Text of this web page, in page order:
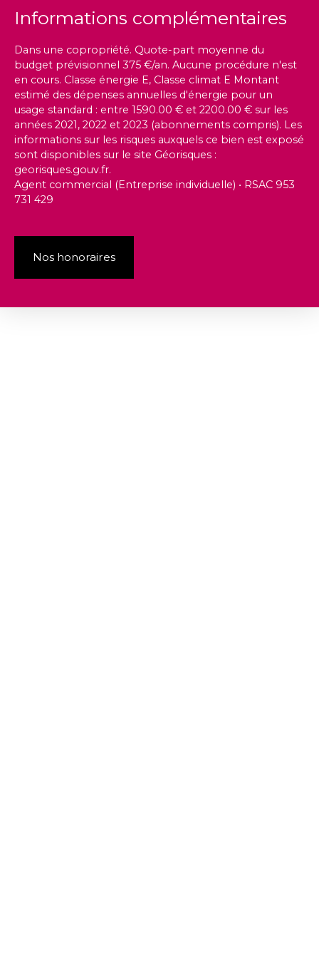
Informations complémentaires
Dans une copropriété. Quote-part moyenne du
budget prévisionnel 375 €/an. Aucune procédure n'est
en cours. Classe énergie E, Classe climat E Montant
estimé des dépenses annuelles d'énergie pour un
usage standard : entre 1590.00 € et 2200.00 € sur les
années 2021, 2022 et 2023 (abonnements compris). Les
informations sur les risques auxquels ce bien est exposé
sont disponibles sur le site Géorisques :
georisques.gouv.fr.
Agent commercial (Entreprise individuelle) • RSAC 953
731 429
Nos honoraires